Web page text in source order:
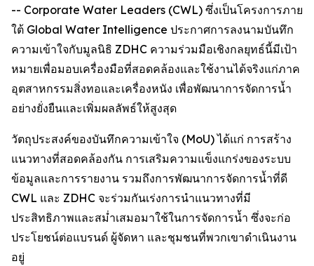
-- Corporate Water Leaders (CWL) ซึ่งเป็นโครงการภาย
ใต้ Global Water Intelligence ประกาศการลงนามบันทึก
ความเข้าใจกับมูลนิธิ ZDHC ความร่วมมือเชิงกลยุทธ์นี้มีเป้า
หมายเพื่อมอบเครื่องมือที่สอดคล้องและใช้งานได้จริงแก่ภาค
อุตสาหกรรมสิ่งทอและเครื่องหนัง เพื่อพัฒนาการจัดการน้ำ
อย่างยั่งยืนและเพิ่มผลลัพธ์ให้สูงสุด
วัตถุประสงค์ของบันทึกความเข้าใจ (MoU) ได้แก่ การสร้าง
แนวทางที่สอดคล้องกัน การเสริมความแข็งแกร่งของระบบ
ข้อมูลและการรายงาน รวมถึงการพัฒนาการจัดการน้ำที่ดี
CWL และ ZDHC จะร่วมกันเร่งการนำแนวทางที่มี
ประสิทธิภาพและสม่ำเสมอมาใช้ในการจัดการน้ำ ซึ่งจะก่อ
ประโยชน์ต่อแบรนด์ ผู้จัดหา และชุมชนที่พวกเขาดำเนินงาน
อยู่